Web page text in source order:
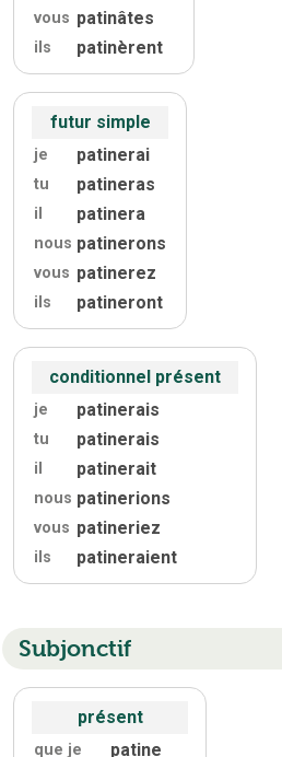
vous patinâtes
ils patinèrent
futur simple
je patinerai
tu patineras
il patinera
nous patinerons
vous patinerez
ils patineront
conditionnel présent
je patinerais
tu patinerais
il patinerait
nous patinerions
vous patineriez
ils patineraient
Subjonctif
présent
que je patine